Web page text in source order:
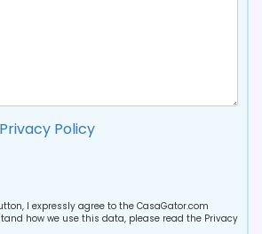
Privacy Policy
I expressly agree to the CasaGator.com
how we use this data, please read the Privacy